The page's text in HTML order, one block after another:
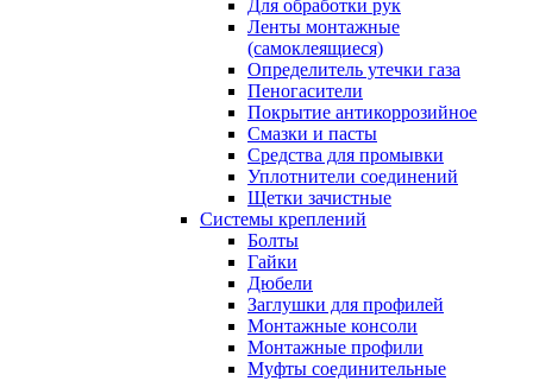
Для обработки рук
Ленты монтажные
(самоклеящиеся)
Определитель утечки газа
Пеногасители
Покрытие антикоррозийное
Смазки и пасты
Средства для промывки
Уплотнители соединений
Щетки зачистные
Системы креплений
Болты
Гайки
Дюбели
Заглушки для профилей
Монтажные консоли
Монтажные профили
Муфты соединительные